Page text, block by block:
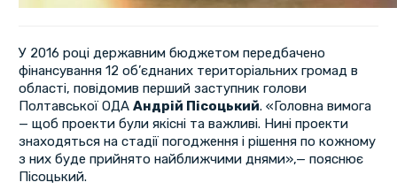
У 2016 році державним бюджетом передбачено
фінансування 12 об’єднаних територіальних громад в
області, повідомив перший заступник голови
Полтавської ОДА Андрій Пісоцький. «Головна вимога
— щоб проекти були якісні та важливі. Нині проекти
знаходяться на стадії погодження і рішення по кожному
з них буде прийнято найближчими днями»,— пояснює
Пісоцький.